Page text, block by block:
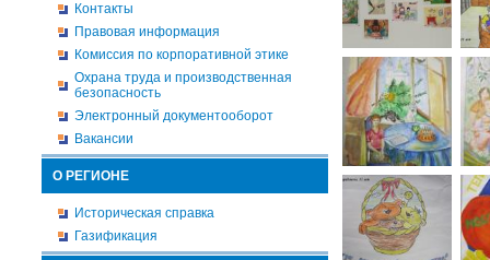
Контакты
Правовая информация
Комиссия по корпоративной этике
Охрана труда и производственная
безопасность
Электронный документооборот
Вакансии
О РЕГИОНЕ
Историческая справка
Газификация